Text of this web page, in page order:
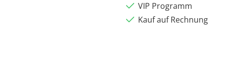
VIP Programm
Kauf auf Rechnung